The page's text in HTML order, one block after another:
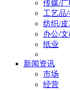
传媒/广
工艺品
纺织/皮
办公/文
纸业
新闻资讯
市场
经营